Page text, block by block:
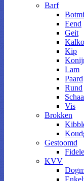
Barf
Eend
Geit
Kip
Lam
Paard
Rund
Vis
Brokken
Gestoomd
KVV